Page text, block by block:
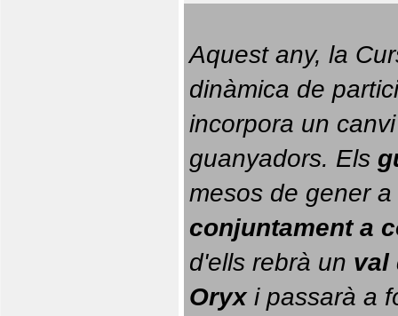
Aquest any, la
dinàmica de
incorpora un
guanyadors. Els
conjuntament a
d'ells rebrà un val
Oryx i passarà a